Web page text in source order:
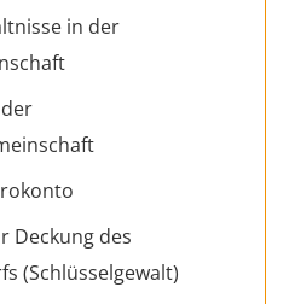
in der
Deckung des
(Schlüsselgewalt)